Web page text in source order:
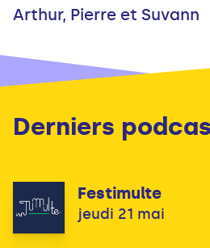
Arthur, Pierre et Suvann
Derniers
Festimulte
jeudi 21 mai